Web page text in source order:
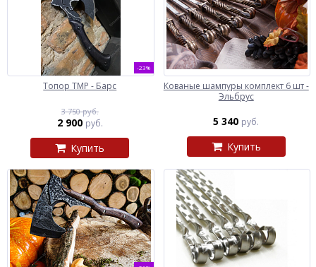
-23%
Топор ТМР - Барс
3 750 руб.
2 900 руб.
Купить
Кованые шампуры комплект 6 шт -
Эльбрус
5 340 руб.
Купить